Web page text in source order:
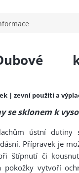
| zevní použití a
se sklonem k
ústní dutiny
Přípravek je
štípnutí či
vytvoří